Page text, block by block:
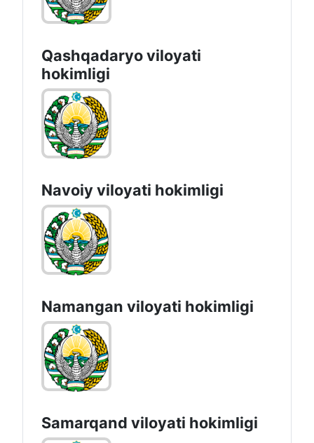
Qashqadaryo viloyati
hоkimligi
Navoiy vilоyati hоkimligi
Namangan vilоyati hоkimligi
Samarqand viloyati hokimligi